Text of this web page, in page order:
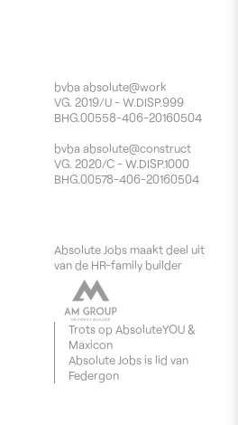
Absolute Jobs maakt deel uit
van de HR-family builder
Trots op AbsoluteYOU&
Maxicon
Absolute Jobs is lid van
Federgon
bvba absolute@work
VG. 2019/U - W.DISP.999
BHG.00558-406-20160504
bvba absolute@construct
VG. 2020/C - W.DISP.1000
BHG.00578-406-20160504